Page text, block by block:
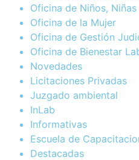
Oficina de Niños,
Oficina de la Mujer
Oficina de Gestión
Oficina de Bienestar
Novedades
Licitaciones Privadas
Juzgado ambiental
InLab
Informativas
Escuela de
Destacadas